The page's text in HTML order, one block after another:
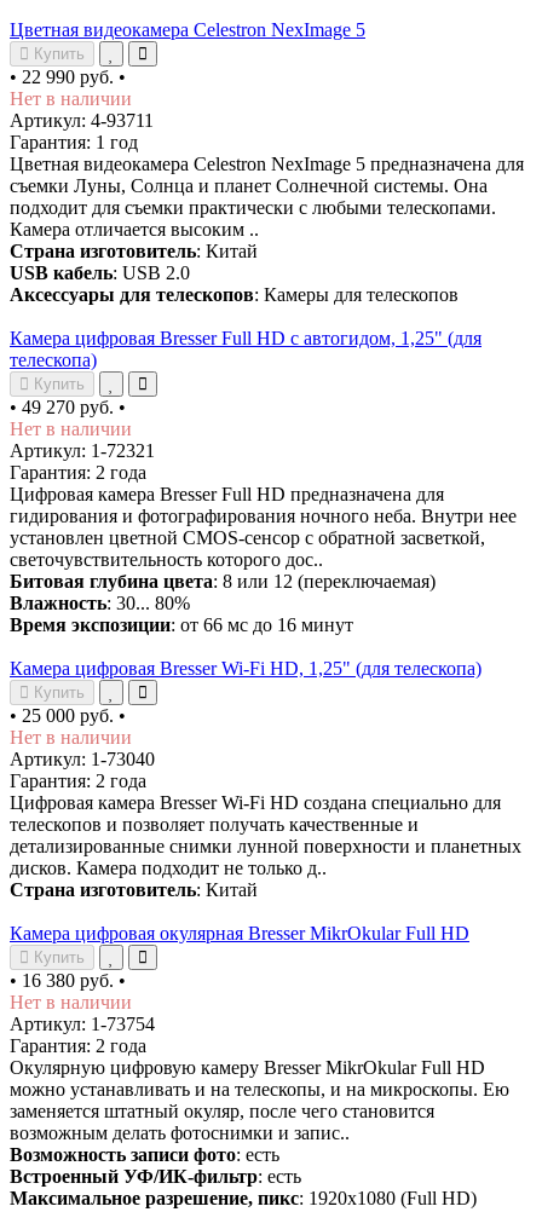
Цветная видеокамера Celestron NexImage 5
Купить
• 22 990 руб. •
Нет в наличии
Артикул: 4-93711
Гарантия: 1 год
Цветная видеокамера Celestron NexImage 5 предназначена для
съемки Луны, Солнца и планет Солнечной системы. Она
подходит для съемки практически с любыми телескопами.
Камера отличается высоким ..
Страна изготовитель: Китай
USB кабель: USB 2.0
Аксессуары для телескопов: Камеры для телескопов
Камера цифровая Bresser Full HD с автогидом, 1,25" (для
телескопа)
Купить
• 49 270 руб. •
Нет в наличии
Артикул: 1-72321
Гарантия: 2 года
Цифровая камера Bresser Full HD предназначена для
гидирования и фотографирования ночного неба. Внутри нее
установлен цветной CMOS-сенсор с обратной засветкой,
светочувствительность которого дос..
Битовая глубина цвета: 8 или 12 (переключаемая)
Влажность: 30... 80%
Время экспозиции: от 66 мс до 16 минут
Камера цифровая Bresser Wi-Fi HD, 1,25" (для телескопа)
Купить
• 25 000 руб. •
Нет в наличии
Артикул: 1-73040
Гарантия: 2 года
Цифровая камера Bresser Wi-Fi HD создана специально для
телескопов и позволяет получать качественные и
детализированные снимки лунной поверхности и планетных
дисков. Камера подходит не только д..
Страна изготовитель: Китай
Камера цифровая окулярная Bresser MikrOkular Full HD
Купить
• 16 380 руб. •
Нет в наличии
Артикул: 1-73754
Гарантия: 2 года
Окулярную цифровую камеру Bresser MikrOkular Full HD
можно устанавливать и на телескопы, и на микроскопы. Ею
заменяется штатный окуляр, после чего становится
возможным делать фотоснимки и запис..
Возможность записи фото: есть
Встроенный УФ/ИК-фильтр: есть
Максимальное разрешение, пикс: 1920x1080 (Full HD)